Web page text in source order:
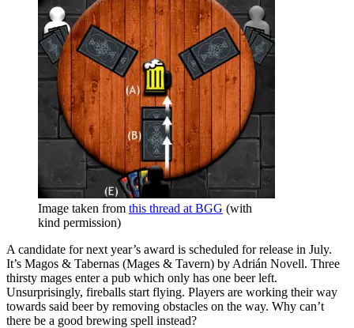
Image taken from this thread at BGG (with
kind permission)
A candidate for next year’s award is scheduled for release in July.
It’s Magos & Tabernas (Mages & Tavern) by Adrián Novell. Three
thirsty mages enter a pub which only has one beer left.
Unsurprisingly, fireballs start flying. Players are working their way
towards said beer by removing obstacles on the way. Why can’t
there be a good brewing spell instead?